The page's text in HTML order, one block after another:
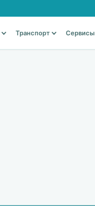
Транспорт Сервисы